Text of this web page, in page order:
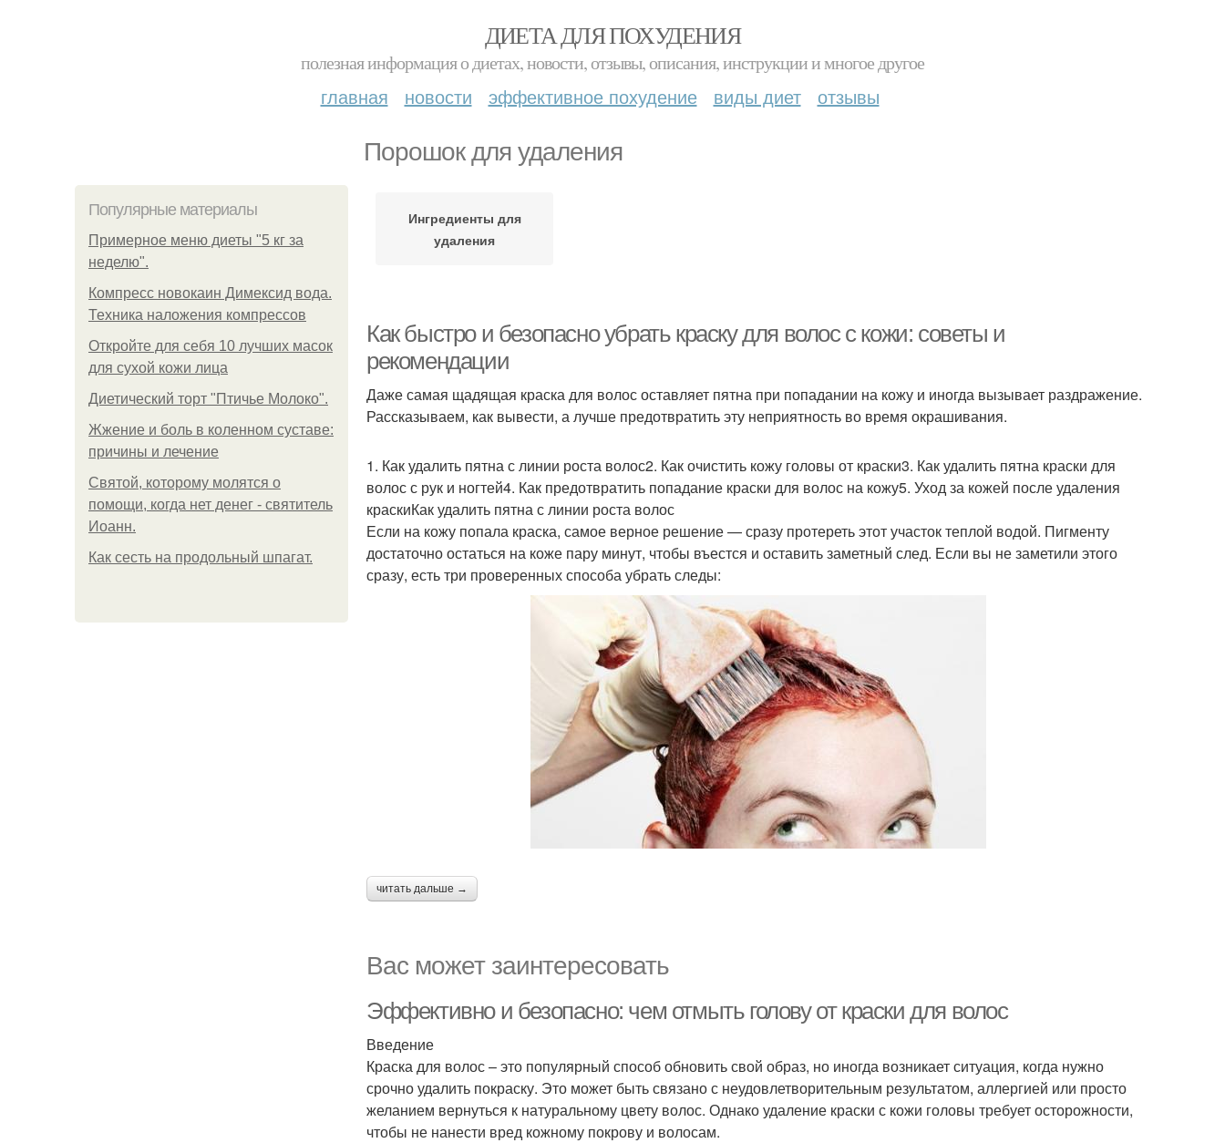
ДИЕТА ДЛЯ ПОХУДЕНИЯ
полезная информация о диетах, новости, отзывы, описания, инструкции и многое другое
главная новости эффективное похудение виды диет отзывы
Порошок для удаления
Популярные материалы
Примерное меню диеты "5 кг за
неделю".
Компресс новокаин Димексид вода.
Техника наложения компрессов
Откройте для себя 10 лучших масок
для сухой кожи лица
Диетический торт "Птичье Молоко".
Жжение и боль в коленном суставе:
причины и лечение
Святой, которому молятся о
помощи, когда нет денег - святитель
Иоанн.
Как сесть на продольный шпагат.
Ингредиенты для
удаления
Как быстро и безопасно убрать краску для волос с кожи: советы и
рекомендации
Даже самая щадящая краска для волос оставляет пятна при попадании на кожу и иногда вызывает раздражение.
Рассказываем, как вывести, а лучше предотвратить эту неприятность во время окрашивания.
1. Как удалить пятна с линии роста волос2. Как очистить кожу головы от краски3. Как удалить пятна краски для
волос с рук и ногтей4. Как предотвратить попадание краски для волос на кожу5. Уход за кожей после удаления
краскиКак удалить пятна с линии роста волос
Если на кожу попала краска, самое верное решение — сразу протереть этот участок теплой водой. Пигменту
достаточно остаться на коже пару минут, чтобы въестся и оставить заметный след. Если вы не заметили этого
сразу, есть три проверенных способа убрать следы:
читать дальше →
Вас может заинтересовать
Эффективно и безопасно: чем отмыть голову от краски для волос
Введение
Краска для волос – это популярный способ обновить свой образ, но иногда возникает ситуация, когда нужно
срочно удалить покраску. Это может быть связано с неудовлетворительным результатом, аллергией или просто
желанием вернуться к натуральному цвету волос. Однако удаление краски с кожи головы требует осторожности,
чтобы не нанести вред кожному покрову и волосам.